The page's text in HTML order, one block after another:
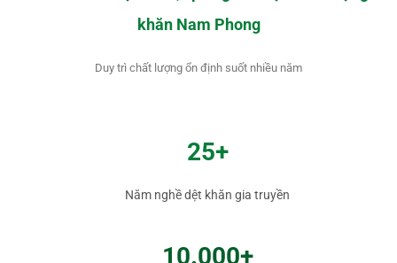
khăn Nam Phong
Duy trì chất lượng ổn định suốt nhiều năm
25+
Năm nghề dệt khăn gia truyền
10.000+